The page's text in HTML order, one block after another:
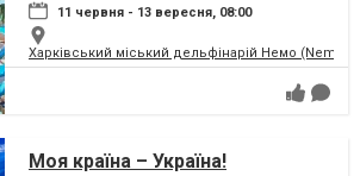
11 червня - 13 вересня, 08:00
Харківський міський дельфінарій Немо (Nemo)
Моя країна – Україна!